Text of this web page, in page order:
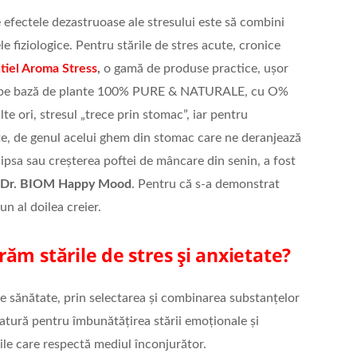
dezastruoase ale stresului este să combini
fiziologice. Pentru stările de stres acute, cronice
Aroma Stress, o gamă de produse practice, ușor
bază de plante 100% PURE & NATURALE, cu O%
ori, stresul „trece prin stomac”, iar pentru
de genul acelui ghem din stomac care ne deranjează
sau creșterea poftei de mâncare din senin, a fost
BIOM Happy Mood . Pentru că s-a demonstrat
al doilea creier.
stările de stres și anxietate?
sănătate, prin selectarea și combinarea substanțelor
pentru îmbunătățirea stării emoționale și
care respectă mediul înconjurător.